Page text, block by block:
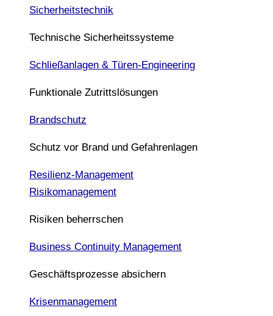
Sicherheitstechnik
Technische Sicherheitssysteme
Schließanlagen & Türen-Engineering
Funktionale Zutrittslösungen
Brandschutz
Schutz vor Brand und Gefahrenlagen
Resilienz-Management
Risikomanagement
Risiken beherrschen
Business Continuity Management
Geschäftsprozesse absichern
Krisenmanagement